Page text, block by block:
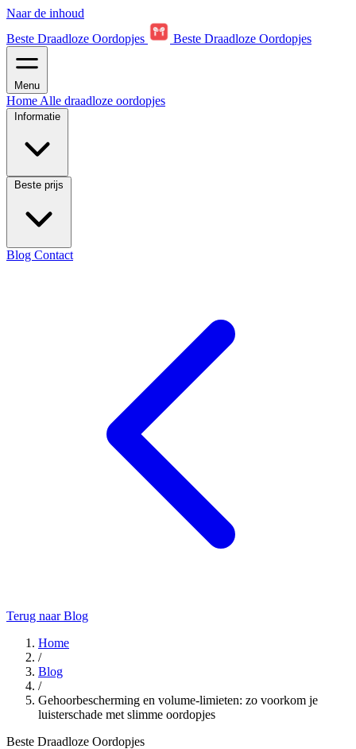
Naar de inhoud
Beste Draadloze Oordopjes
Beste Draadloze Oordopjes
Menu
Home Alle draadloze oordopjes
Informatie
Beste prijs
Blog Contact
Terug naar Blog
Home
/
Blog
/
Gehoorbescherming en volume-limieten: zo voorkom je
luisterschade met slimme oordopjes
Beste Draadloze Oordopjes